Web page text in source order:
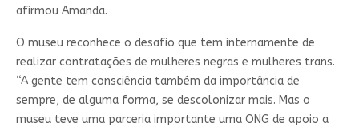
afirmou Amanda.
O museu reconhece o desafio que tem internamente de
realizar contratações de mulheres negras e mulheres trans.
“A gente tem consciência também da importância de
sempre, de alguma forma, se descolonizar mais. Mas o
museu teve uma parceria importante uma ONG de apoio a